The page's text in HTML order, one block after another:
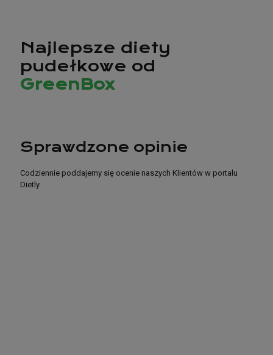
Najlepsze diety
pudełkowe od
GreenBox
Sprawdzone opinie
Codziennie poddajemy się ocenie naszych Klientów w portalu
Dietly